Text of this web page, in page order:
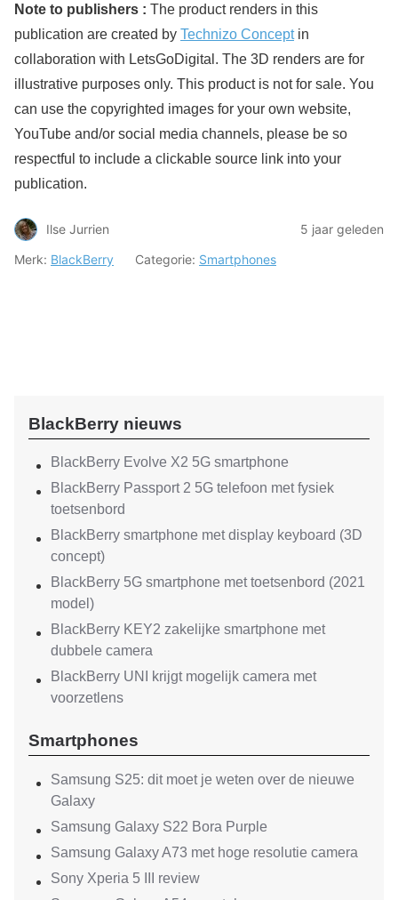
Note to publishers : The product renders in this
publication are created by Technizo Conceptin
collaboration with LetsGoDigital. The 3D renders are for
illustrative purposes only. This product is not for sale. You
can use the copyrighted images for your own website,
YouTube and/or social media channels, please be so
respectful to include a clickable source link into your
publication.
Ilse Jurrien
5 jaar geleden
Merk: BlackBerry Categorie: Smartphones
BlackBerry nieuws
BlackBerry Evolve X2 5G smartphone
BlackBerry Passport 2 5G telefoon met fysiek
toetsenbord
BlackBerry smartphone met display keyboard (3D
concept)
BlackBerry 5G smartphone met toetsenbord (2021
model)
BlackBerry KEY2 zakelijke smartphone met
dubbele camera
BlackBerry UNI krijgt mogelijk camera met
voorzetlens
Smartphones
Samsung S25: dit moet je weten over de nieuwe
Galaxy
Samsung Galaxy S22 Bora Purple
Samsung Galaxy A73 met hoge resolutie camera
Sony Xperia 5 III review